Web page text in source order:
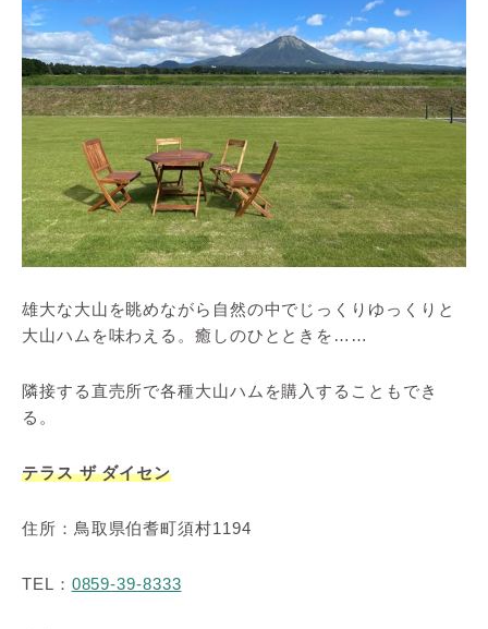
雄大な大山を眺めながら自然の中でじっくりゆっくりと
大山ハムを味わえる。癒しのひとときを……
隣接する直売所で各種大山ハムを購入することもでき
る。
テラス ザ ダイセン
住所：鳥取県伯耆町須村1194
TEL： 0859-39-8333